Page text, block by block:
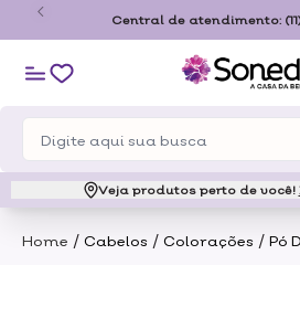
Central de atendimento:
Veja produtos perto de você!
Home / Cabelos / Colorações / Pó